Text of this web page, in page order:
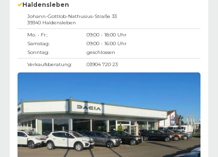
Haldensleben
Johann-Gottlob-Nathusius-Straße 33
39340 Haldensleben
Mo. - Fr.:
09:00 - 18:00 Uhr
Samstag:
09:00 - 16:00 Uhr
Sonntag:
geschlossen
Verkaufsberatung:
03904 720 23